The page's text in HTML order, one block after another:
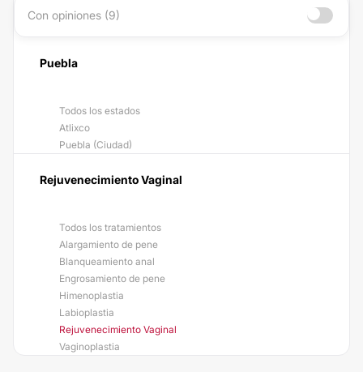
Con opiniones (9)
Puebla
Todos los estados
Atlixco
Puebla (Ciudad)
Rejuvenecimiento Vaginal
Todos los tratamientos
Alargamiento de pene
Blanqueamiento anal
Engrosamiento de pene
Himenoplastia
Labioplastia
Rejuvenecimiento Vaginal
Vaginoplastia